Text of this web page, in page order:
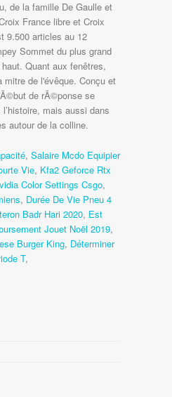
, Salaire Mcdo Equipier
Vie, Kfa2 Geforce Rtx
Color Settings Csgo,
, Durée De Vie Pneu 4
Badr Hari 2020, Est
Jouet Noël 2019,
Burger King, Déterminer
T,